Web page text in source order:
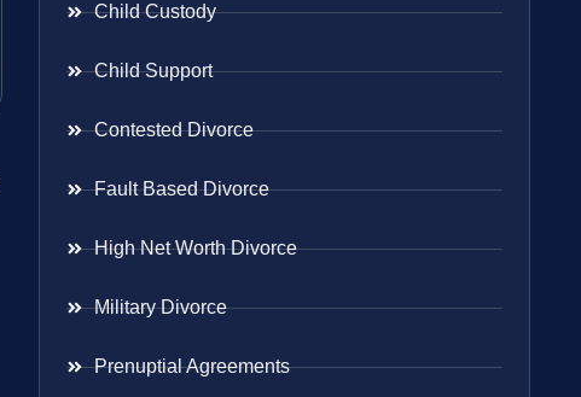
Child Custody
Child Support
Contested Divorce
Fault Based Divorce
High Net Worth Divorce
Military Divorce
Prenuptial Agreements